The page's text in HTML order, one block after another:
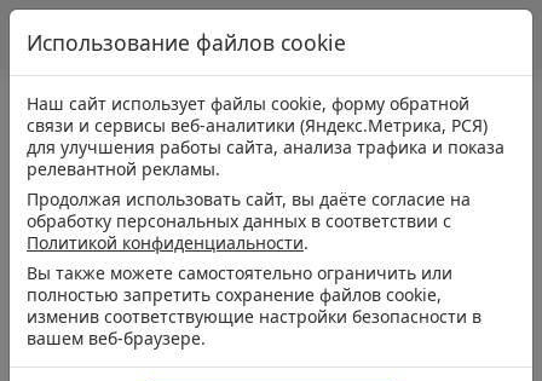
Использование файлов cookie
Наш сайт использует файлы cookie, форму обратной
связи и сервисы веб-аналитики (Яндекс.Метрика, РСЯ)
для улучшения работы сайта, анализа трафика и показа
релевантной рекламы.
Продолжая использовать сайт, вы даёте согласие на
обработку персональных данных в соответствии с
Политикой конфиденциальности.
Вы также можете самостоятельно ограничить или
полностью запретить сохранение файлов cookie,
изменив соответствующие настройки безопасности в
вашем веб-браузере.